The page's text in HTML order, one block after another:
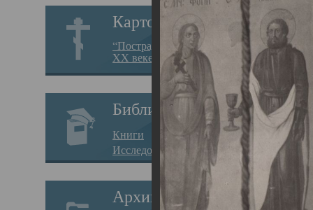
Картотека
“Пострадавшие за веру в
XX веке на Севере”
Библиотека
Книги
Исследования
Архив